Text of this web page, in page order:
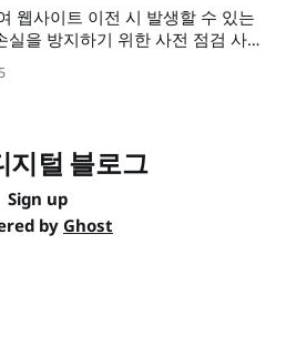
웹사이트 이전 시 발생할 수 있는
실을 방지하기 위한 사전 점검 사항
를 통해 도출된 초안을 다듬고 수
어색하고 이해하기 어려운 부분
지털 블로그
Sign up
by Ghost